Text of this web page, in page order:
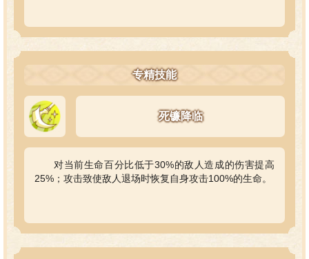
专精技能
死镰降临
对当前生命百分比低于30%的敌人造成的伤害提高
25%；攻击致使敌人退场时恢复自身攻击100%的生命。